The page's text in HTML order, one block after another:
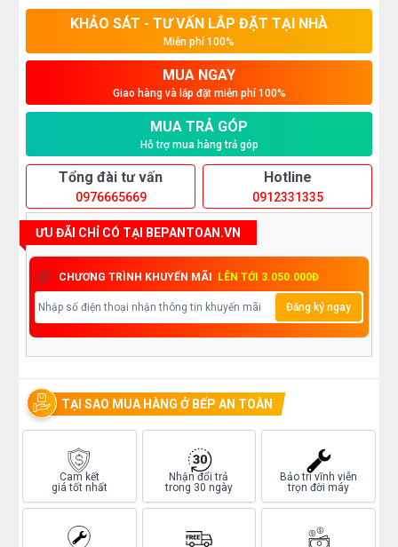
KHẢO SÁT - TƯ VẤN LẮP ĐẶT TẠI NHÀ
Miễn phí 100%
MUA NGAY
Giao hàng và lắp đặt miễn phí 100%
MUA TRẢ GÓP
Hỗ trợ mua hàng trả góp
Tổng đài tư vấn
0976665669
Hotline
0912331335
ƯU ĐÃI CHỈ CÓ TẠI BEPANTOAN.VN
CHƯƠNG TRÌNH KHUYẾN MÃI LÊN TỚI 3.050.000Đ
Đăng ký ngay
TẠI SAO MUA HÀNG Ở BẾP AN TOÀN
Cam kết
giá tốt nhất
Nhận đổi trả
trong 30 ngày
Bảo trì vĩnh viễn
trọn đời máy